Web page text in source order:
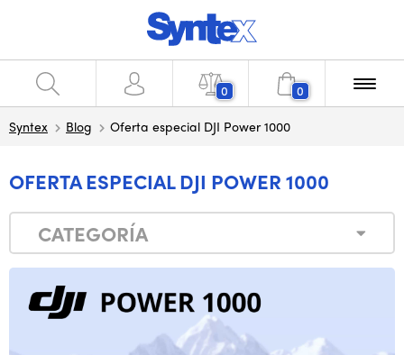
0 0
Syntex Blog Oferta especial DJI Power 1000
OFERTA ESPECIAL DJI POWER 1000
CATEGORÍA